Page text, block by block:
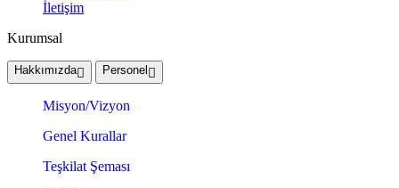
İletişim
Kurumsal
Hakkımızda Personel
Misyon/Vizyon
Genel Kurallar
Teşkilat Şeması